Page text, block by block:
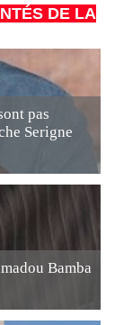
DE LA
pas
Serigne
Bamba